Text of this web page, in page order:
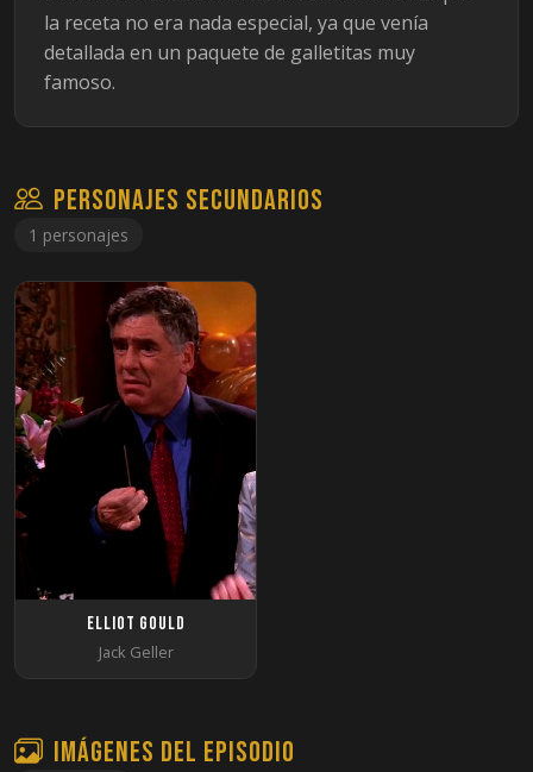
la receta no era nada especial, ya que venía
detallada en un paquete de galletitas muy
famoso.
Personajes secundarios
1 personajes
Elliot Gould
Jack Geller
Imágenes del episodio